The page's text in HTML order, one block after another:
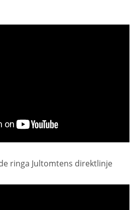
ringa Jultomtens direktlinje